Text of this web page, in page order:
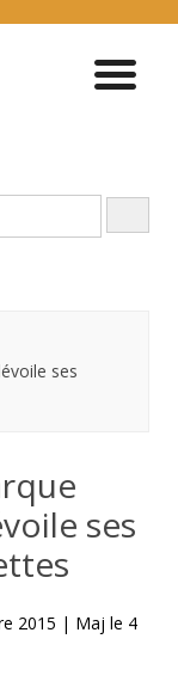
ses
ses
2015 | Maj le 4